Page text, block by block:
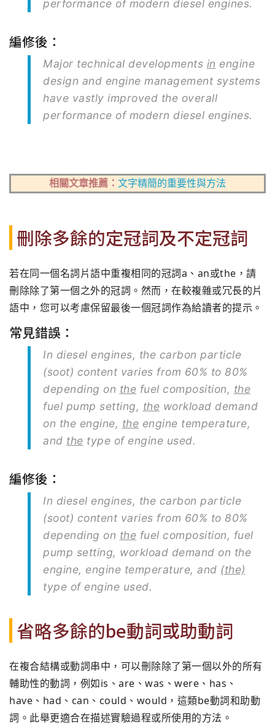
performance of modern diesel engines.
編修後：
Major technical developments in engine
design and engine management systems
have vastly improved the overall
performance of modern diesel engines.
相關文章推薦： 文字精簡的重要性與方法
刪除多餘的定冠詞及不定冠詞
若在同一個名詞片語中重複相同的冠詞a、an或the，請
刪除除了第一個之外的冠詞。然而，在較複雜或冗長的片
語中，您可以考慮保留最後一個冠詞作為給讀者的提示。
常見錯誤：
In diesel engines, the carbon particle
(soot) content varies from 60% to 80%
depending on the fuel composition, the
fuel pump setting, the workload demand
on the engine, the engine temperature,
and the type of engine used.
編修後：
In diesel engines, the carbon particle
(soot) content varies from 60% to 80%
depending on the fuel composition, fuel
pump setting, workload demand on the
engine, engine temperature, and (the)
type of engine used.
省略多餘的be動詞或助動詞
在複合結構或動詞串中，可以刪除除了第一個以外的所有
輔助性的動詞，例如is、are、was、were、has、
have、had、can、could、would，這類be動詞和助動
詞。此舉更適合在描述實驗過程或所使用的方法。